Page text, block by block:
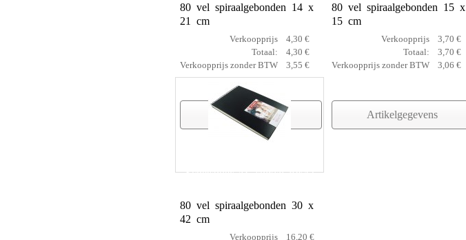
80 vel spiraalgebonden 14 x
21 cm
Verkoopprijs
4,30 €
Totaal:
4,30 €
Verkoopprijs zonder BTW
3,55 €
Artikelgegevens
80 vel spiraalgebonden 15 x
15 cm
Verkoopprijs
3,70 €
Totaal:
3,70 €
Verkoopprijs zonder BTW
3,06 €
Artikelgegevens
Schetsboek AC spiraal 30x42
80 vel spiraalgebonden 30 x
42 cm
Verkoopprijs 16,20 €